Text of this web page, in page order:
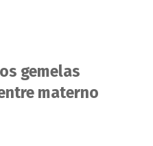
gemelas
materno